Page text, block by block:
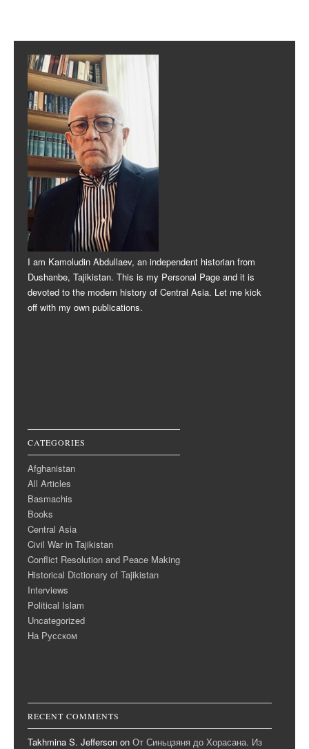
Post navigation
I am Kamoludin Abdullaev, an independent historian from
Dushanbe, Tajikistan. This is my Personal Page and it is
devoted to the modern history of Central Asia. Let me kick
off with my own publications.
CATEGORIES
Afghanistan
All Articles
Basmachis
Books
Central Asia
Civil War in Tajikistan
Conflict Resolution and Peace Making
Historical Dictionary of Tajikistan
Interviews
Political Islam
Uncategorized
На Русском
RECENT COMMENTS
Takhmina S. Jefferson on От Синьцзяня до Хорасана. Из